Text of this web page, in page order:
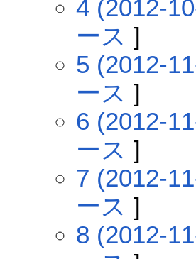
4 (2012-
ース ]
5 (2012-
ース ]
6 (2012-
ース ]
7 (2012-
ース ]
8 (2012-